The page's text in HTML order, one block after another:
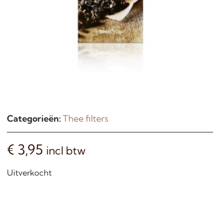
Categorieën:Thee filters
€ 3,95 incl btw
Uitverkocht